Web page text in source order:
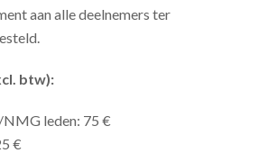
aan alle deelnemers ter
btw):
leden: 75 €
€